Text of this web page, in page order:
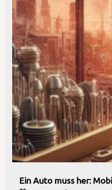
Ein Auto muss her: